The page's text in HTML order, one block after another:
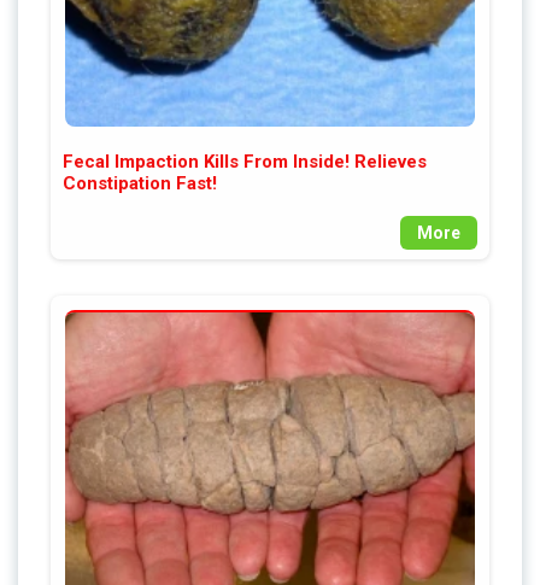
Fecal Impaction Kills From Inside! Relieves
Constipation Fast!
More